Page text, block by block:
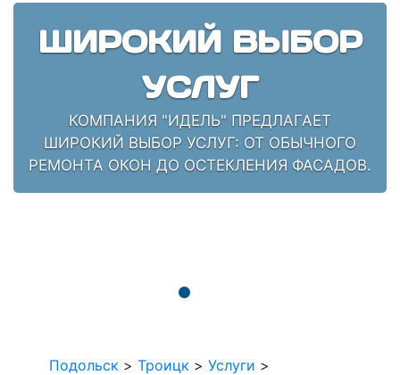
ШИРОКИЙ ВЫБОР
УСЛУГ
КОМПАНИЯ "ИДЕЛЬ" ПРЕДЛАГАЕТ
ШИРОКИЙ ВЫБОР УСЛУГ: ОТ ОБЫЧНОГО
РЕМОНТА ОКОН ДО ОСТЕКЛЕНИЯ ФАСАДОВ.
Подольск > Троицк > Услуги >